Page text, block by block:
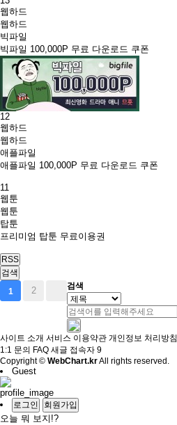
웹하드
웹하드
빅파일
빅파일 100,000P 무료 다운로드 쿠폰
12
웹하드
웹하드
애플파일
애플파일 100,000P 무료 다운로드 쿠폰
11
웹툰
웹툰
탑툰
프리미엄 탑툰 무료이용권
RSS
검색
1
2 검색
사이트 소개 서비스 이용약관 개인정보 처리방침
1:1 문의 FAQ 새글 접속자 9
Copyright © WebChart.krAll rights reserved.
Guest
로그인 회원가입
오늘 뭐 보지!?